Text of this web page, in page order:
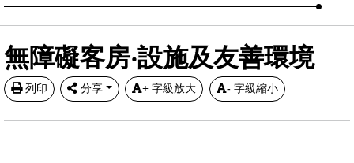
無障礙客房‧設施及友善環境
列印 分享 + 字級放大 - 字級縮小